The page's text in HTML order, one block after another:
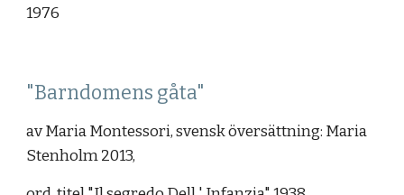
1976
"Barndomens gåta"
av Maria Montessori, svensk översättning: Maria
Stenholm 2013,